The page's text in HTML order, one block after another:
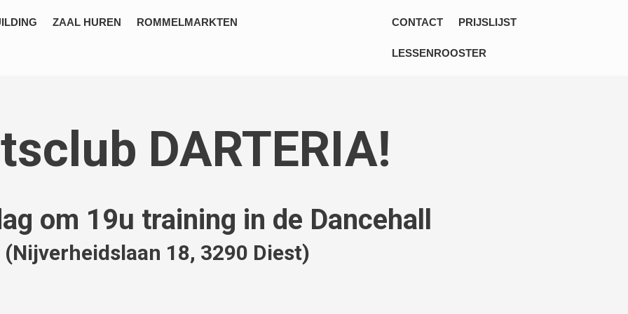
ZAAL HUREN ROMMELMARKTEN CONTACT PRIJSLIJST
LESSENROOSTER
DARTERIA!
om 19u training in de Dancehall
(Nijverheidslaan 18, 3290 Diest)